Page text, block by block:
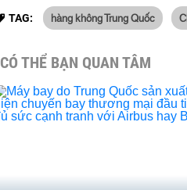
TAG: hàng không Trung Quốc
CÓ THỂ BẠN QUAN TÂM